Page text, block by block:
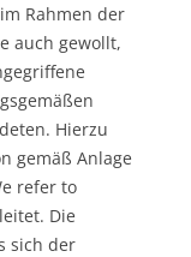
Rahmen der
auch gewollt,
Hierzu
gemäß Anlage
refer to
Die
sich der